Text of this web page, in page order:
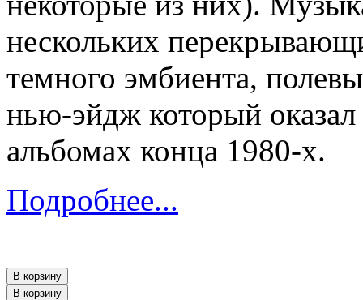
нескольких
темного эмбиента,
нью-эйдж который
альбомах конца 1980-х.
Подробнее...
В корзину
В корзину